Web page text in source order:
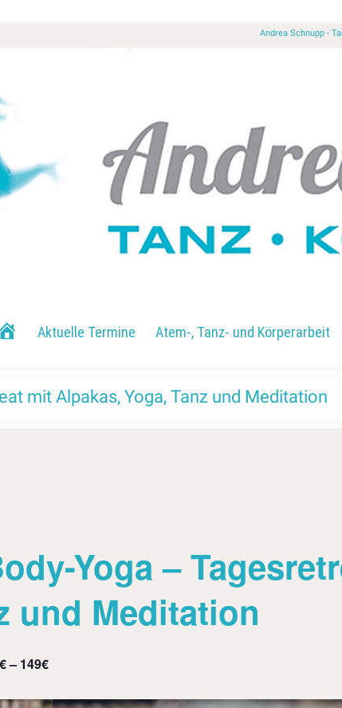
Andrea Schnupp -
Aktuelle Termine Atem-, Tanz- und Körperarbeit
mit Alpakas, Yoga, Tanz und Meditation
Yoga –
und Meditation
– 149€